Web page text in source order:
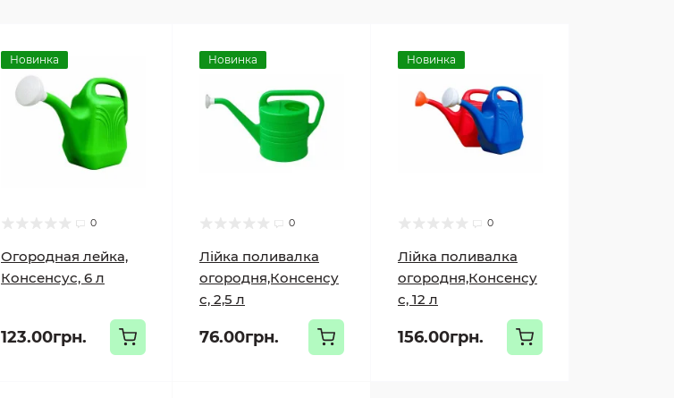
Новинка
0
Огородная лейка,
Консенсус, 6 л
123.00грн.
Новинка
0
Лійка поливалка
огородня,Консенсу
с, 2,5 л
76.00грн.
Новинка
0
Лійка поливалка
огородня,Консенсу
с, 12 л
156.00грн.